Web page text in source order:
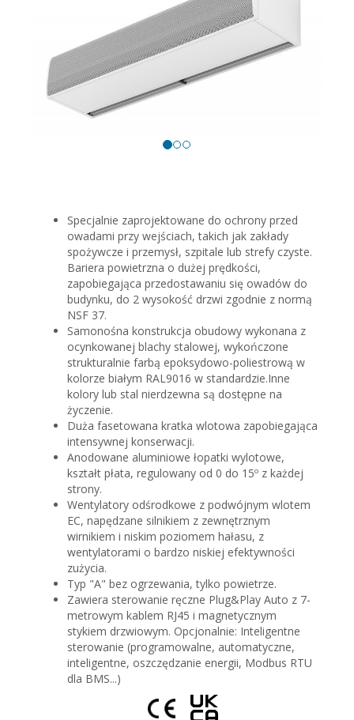
Specjalnie zaprojektowane do ochrony przed
owadami przy wejściach, takich jak zakłady
spożywcze i przemysł, szpitale lub strefy czyste.
Bariera powietrzna o dużej prędkości,
zapobiegająca przedostawaniu się owadów do
budynku, do 2 wysokość drzwi zgodnie z normą
NSF 37.
Samonośna konstrukcja obudowy wykonana z
ocynkowanej blachy stalowej, wykończone
strukturalnie farbą epoksydowo-poliestrową w
kolorze białym RAL9016 w standardzie.Inne
kolory lub stal nierdzewna są dostępne na
życzenie.
Duża fasetowana kratka wlotowa zapobiegająca
intensywnej konserwacji.
Anodowane aluminiowe łopatki wylotowe,
kształt płata, regulowany od 0 do 15º z każdej
strony.
Wentylatory odśrodkowe z podwójnym wlotem
EC, napędzane silnikiem z zewnętrznym
wirnikiem i niskim poziomem hałasu, z
wentylatorami o bardzo niskiej efektywności
zużycia.
Typ "A" bez ogrzewania, tylko powietrze.
Zawiera sterowanie ręczne Plug&Play Auto z 7-
metrowym kablem RJ45 i magnetycznym
stykiem drzwiowym. Opcjonalnie: Inteligentne
sterowanie (programowalne, automatyczne,
inteligentne, oszczędzanie energii, Modbus RTU
dla BMS...)